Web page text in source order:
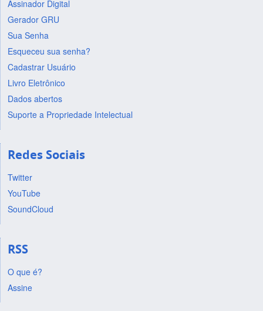
Assinador Digital
Gerador GRU
Sua Senha
Esqueceu sua senha?
Cadastrar Usuário
Livro Eletrônico
Dados abertos
Suporte a Propriedade Intelectual
Redes Sociais
Twitter
YouTube
SoundCloud
RSS
O que é?
Assine